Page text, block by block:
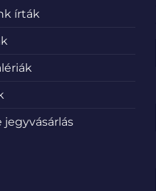
írták
jegyvásárlás